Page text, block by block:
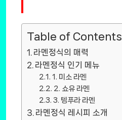
Table of Contents
라멘정식의 매력
라멘정식 인기 메뉴
1. 미소 라멘
2. 쇼유 라멘
3. 텡푸라 라멘
라멘정식 레시피 소개